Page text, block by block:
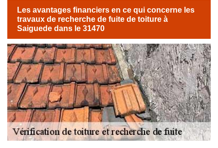
Les avantages financiers en ce qui concerne les
travaux de recherche de fuite de toiture à
Saiguede dans le 31470